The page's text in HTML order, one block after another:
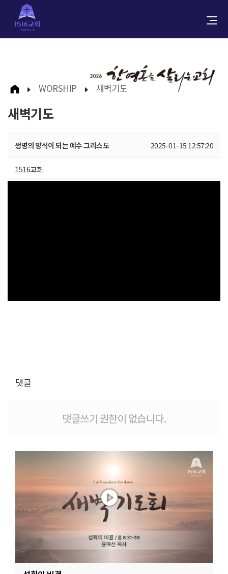
WORSHIP 새벽기도
새벽기도
생명의 양식이 되는 예수 그리스도 2025-01-15 12:57:20
1516교회
댓글
댓글쓰기 권한이 없습니다.